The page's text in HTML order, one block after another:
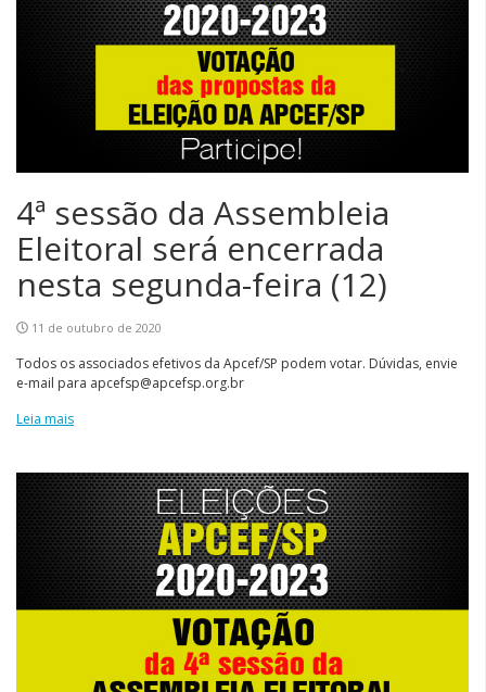
4ª sessão da Assembleia
Eleitoral será encerrada
nesta segunda-feira (12)
11 de outubro de 2020
Todos os associados efetivos da Apcef/SP podem votar. Dúvidas, envie
e-mail para apcefsp@apcefsp.org.br
Leia mais